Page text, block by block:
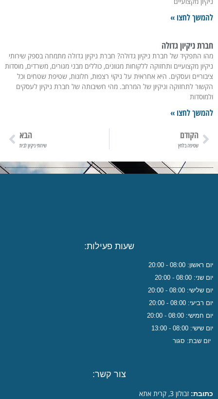
לחצו »
ניקיון גדולה
התפקיד של חברת ניקיון גדולה? חברת ניקיון גדולה מתמחה בספק שירותי
מקצועיים ותחזוקה ללקוחות מגוונים, כוללים מבני מגורים, משרדים, מוסדות
ועסקים. היא אחראית על ניקוי רצפות, חלונות, שטיפת שטחים וכל
לתחזוקה וניקיון של המרחב. מהי חשיבותה של חברת ניקיון לעסקים
לחצו »
הקודם
שטיפה בלחץ
הבא
שירותי ניקיון לבית
שעות פעילות:
08:00 - 20:00
08:00 - 20:00
08:00 - 20:00
08:00 - 20:00
08:00 - 20:00
08:00 - 13:00
שבת: סגור
צור קשר:
זבולון 3, קרית אתא